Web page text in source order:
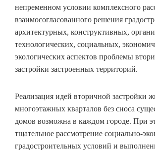
непременном условии комплексного
взаимосогласованного решения
архитектурных, конструктивных,
технологических, социальных,
экологических аспектов проблемы
застройки застроенных территорий.
Реализация идей вторичной застройки
многоэтажных кварталов без сноса
домов возможна в каждом городе. При
тщательное рассмотрение социально-
градостроительных условий и